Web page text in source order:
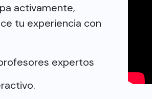
activamente,
tu experiencia con
expertos